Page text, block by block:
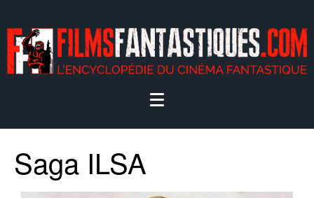
Saga ILSA